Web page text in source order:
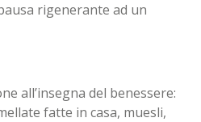
rigenerante ad un
all’insegna del benessere:
fatte in casa, muesli,